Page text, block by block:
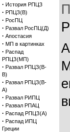
· История РПЦЗ
· РПЦЗ(В)
· РосПЦ
· Развал РосПЦ(Д)
· Апостасия
· МП в картинках
· Распад
РПЦЗ(МП)
· Развал РПЦЗ(В-
В)
· Развал РПЦЗ(В-
А)
· Развал РИПЦ
· Развал РПАЦ
· Распад РПЦЗ(А)
· Распад ИПЦ
Греции